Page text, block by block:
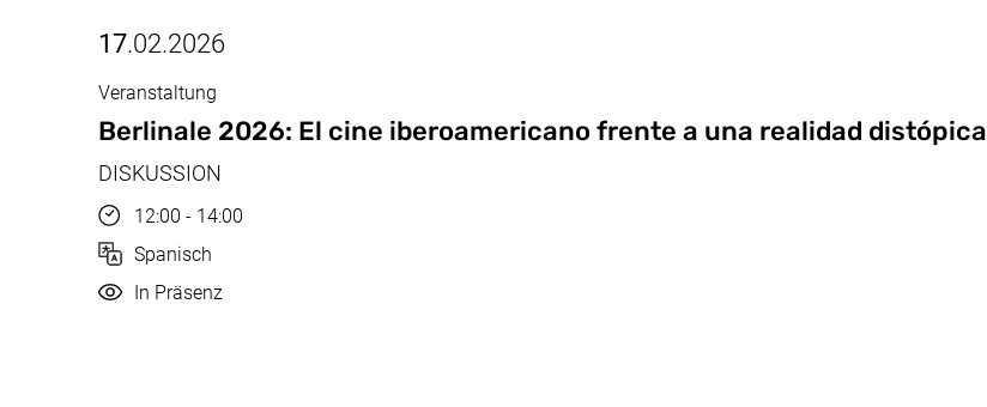
17.02.2026
Feb, 17.02.2026
Berlinale 2026: El cine iberoamericano frente a una realidad distópica
Veranstaltung
DISKUSSION
Uhrzeit
12:00 - 14:00
Sprache
Spanisch
Durchführung
In Präsenz